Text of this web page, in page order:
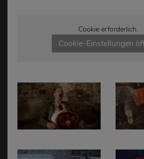
Cookie erforderlich.
Cookie-Einstellungen